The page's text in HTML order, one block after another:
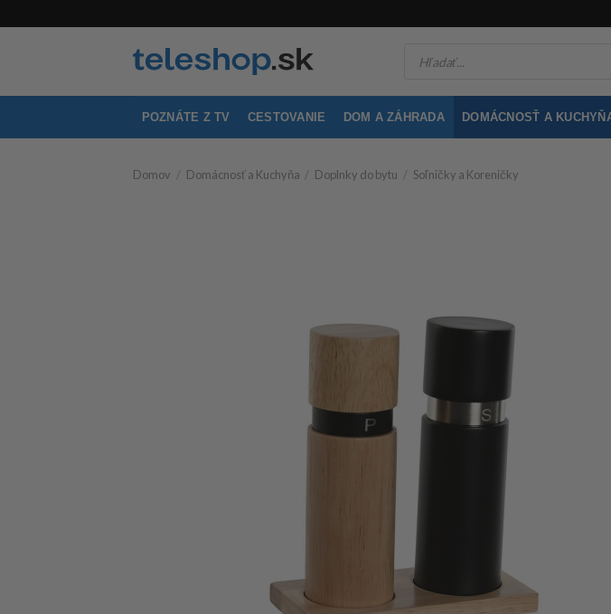
to
search
POZNÁTE Z TV CESTOVANIE DOM A ZÁHRADA DOMÁCNOSŤ A
Domov / Domácnosť a Kuchyňa / Doplnky do bytu / Soľničky a Koreničky